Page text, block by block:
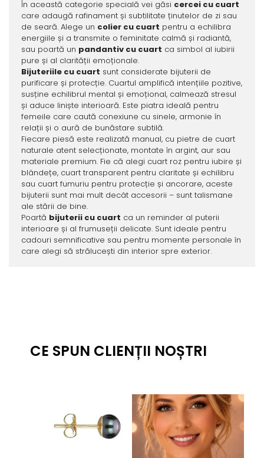
În această categorie specială vei găsi cercei cu cuart
care adaugă rafinament și subtilitate ținutelor de zi sau
de seară. Alege un colier cu cuart pentru a echilibra
energiile și a transmite o feminitate calmă și radiantă,
sau poartă un pandantiv cu cuart ca simbol al iubirii
pure și al clarității emoționale.
Bijuteriile cu cuart sunt considerate bijuterii de
purificare și protecție. Cuartul amplifică intențiile pozitive,
susține echilibrul mental și emoțional, calmează stresul
și aduce liniște interioară. Este piatra ideală pentru
femeile care caută conexiune cu sinele, armonie în
relații și o aură de bunăstare subtilă.
Fiecare piesă este realizată manual, cu pietre de cuart
naturale atent selecționate, montate în argint, aur sau
materiale premium. Fie că alegi cuart roz pentru iubire și
blândețe, cuart transparent pentru claritate și echilibru
sau cuart fumuriu pentru protecție și ancorare, aceste
bijuterii sunt mai mult decât accesorii – sunt talismane
ale stării de bine.
Poartă bijuterii cu cuart ca un reminder al puterii
interioare și al frumuseții delicate. Sunt ideale pentru
cadouri semnificative sau pentru momente personale în
care alegi să strălucești din interior spre exterior.
CE SPUN CLIENȚII NOȘTRI